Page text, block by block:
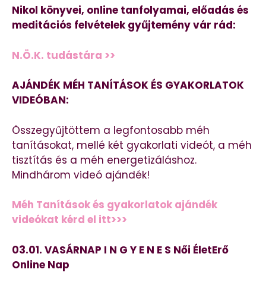
Nikol könyvei, online tanfolyamai, előadás és
meditációs felvételek gyűjtemény vár rád:
N.Ö.K. tudástára >>
AJÁNDÉK MÉH TANÍTÁSOK ÉS GYAKORLATOK
VIDEÓBAN:
Összegyűjtöttem a legfontosabb méh
tanításokat, mellé két gyakorlati videót, a méh
tisztítás és a méh energetizáláshoz.
Mindhárom videó ajándék!
Méh Tanítások és gyakorlatok ajándék
videókat kérd el itt>>>
03.01. VASÁRNAP I N G Y E N E S Női ÉletErő
Online Nap